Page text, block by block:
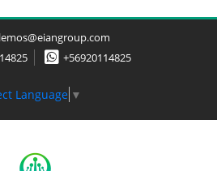
+56920114825
Language ▼